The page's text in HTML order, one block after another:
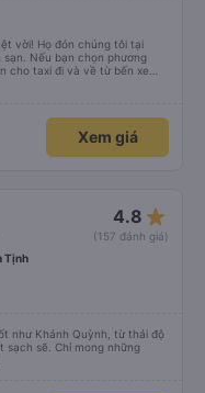
vời! Họ đón chúng tôi tại
Nếu bạn chọn phương
cho taxi đi và về từ bến xe
bạn nên sử dụng dịch vụ
Xem giá
4.8 star_rate
(157 đánh giá)
Tịnh
như Khánh Quỳnh, từ thái độ
sạch sẽ. Chỉ mong những